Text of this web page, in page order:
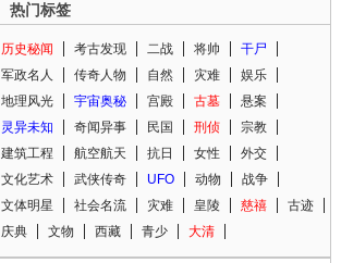
热门标签
历史秘闻 考古发现 二战 将帅
干尸
军政名人
传奇人物 自然 灾难
娱乐
地理风光
宇宙奥秘 宫殿 古墓
悬案
灵异未知
奇闻异事 民国 刑侦
宗教
建筑工程
航空航天 抗日 女性
外交
文化艺术
武侠传奇 UFO 动物
战争
文体明星
社会名流 灾难 皇陵 慈禧
古迹
庆典
文物 西藏 青少 大清